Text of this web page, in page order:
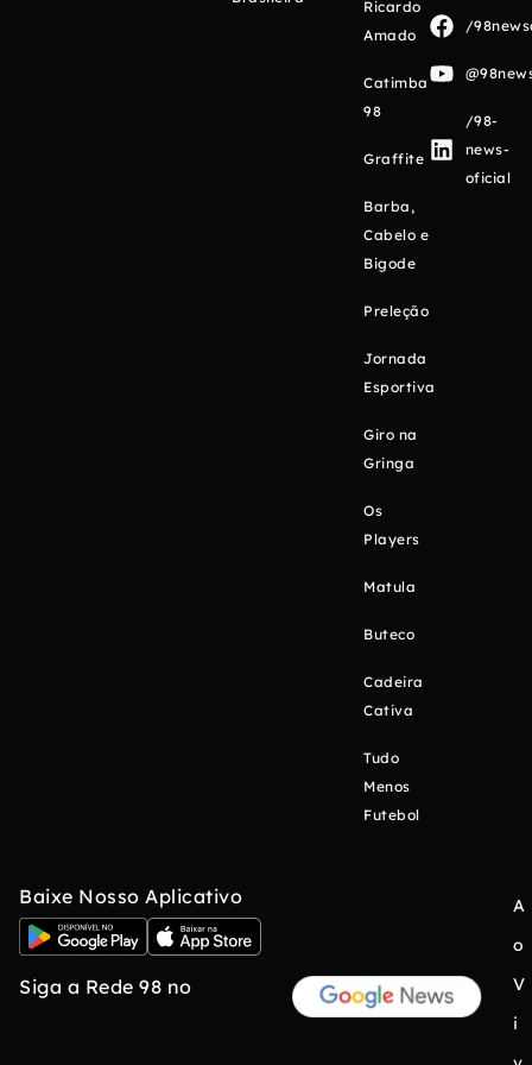
Ricardo
Amado
Catimba
98
Graffite
Barba,
Cabelo e
Bigode
Preleção
Jornada
Esportiva
Giro na
Gringa
Os
Players
Matula
Buteco
Cadeira
Cativa
Tudo
Menos
Futebol
/
/98-
news-
oficial
Baixe Nosso Aplicativo
Siga a Rede 98 no
A
o
V
i